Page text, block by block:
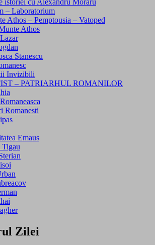
– Laboratorium
Athos – Pemptousia – Vatoped
Athos
Stanescu
Invizibili
– PATRIARHUL ROMANILOR
Romanesti
Emaus
Tigau
Zilei